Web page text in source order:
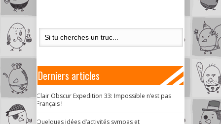
Derniers articles
Clair Obscur Expedition 33: Impossible n’est pas
Français !
Quelques idées d’activités sympas et